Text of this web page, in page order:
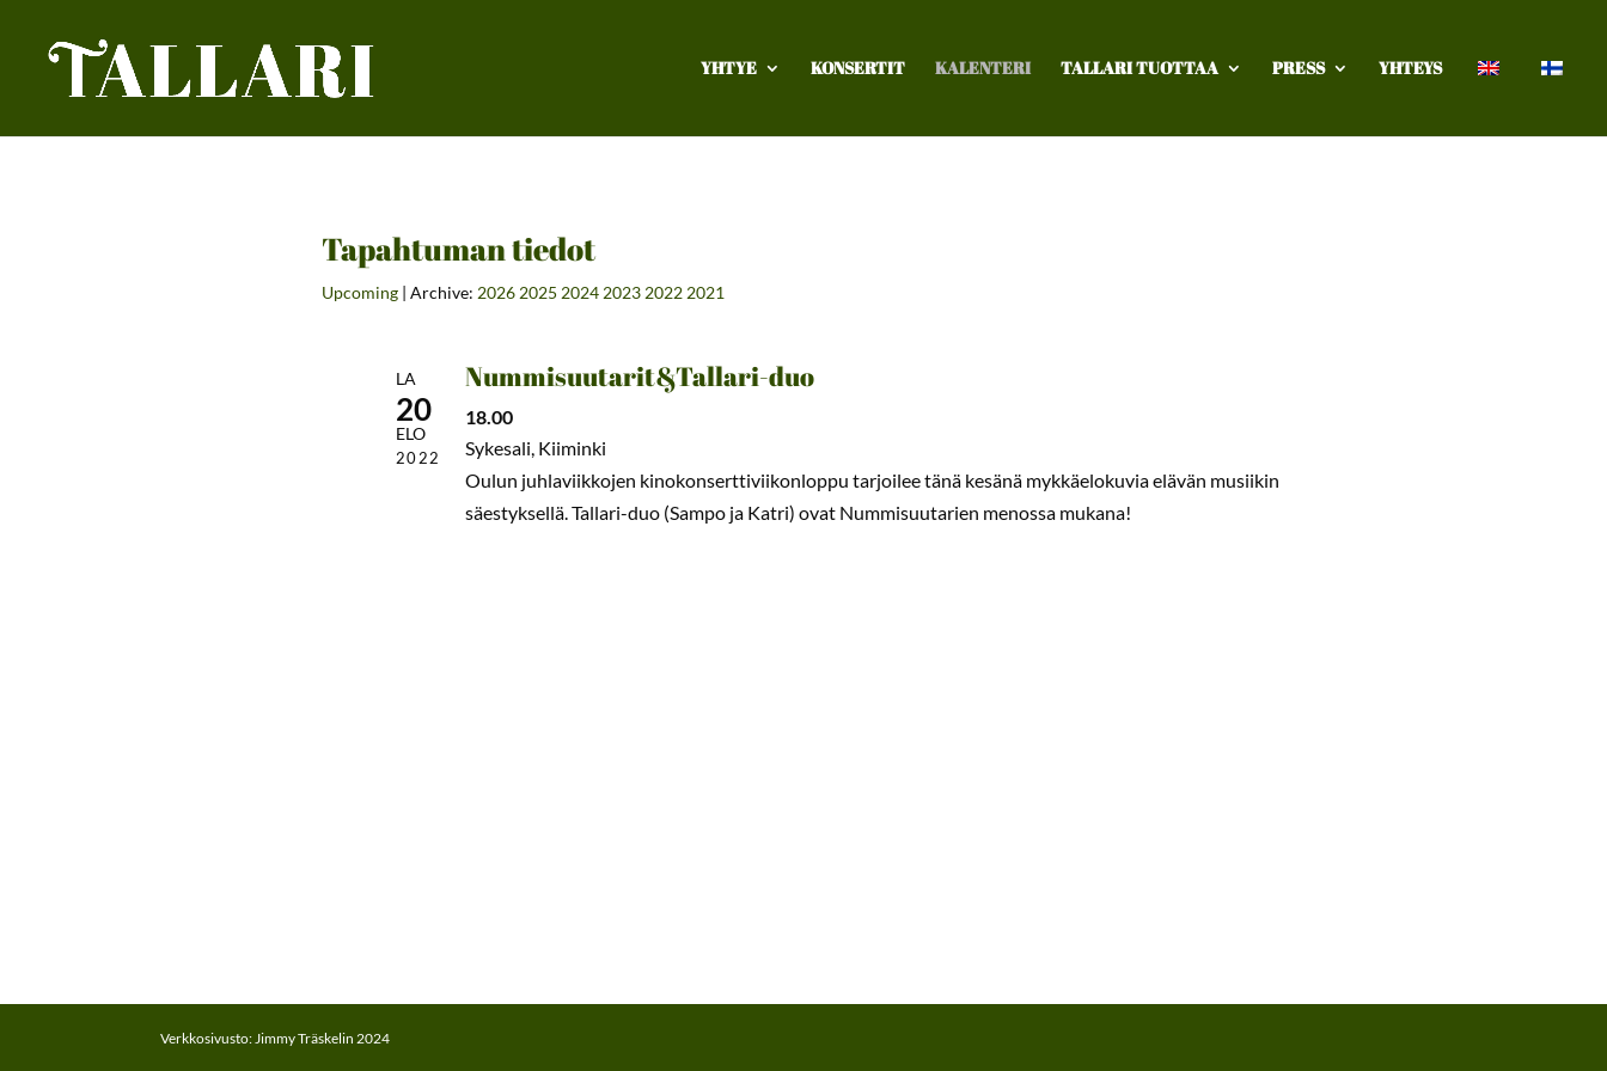
YHTYE KONSERTIT KALENTERI TALLARI TUOTTAA PRESS YHTEYS
Tapahtuman tiedot
Upcoming| Archive: 2026 2025 2024 2023 2022 2021
LA
20
ELO
2022
Nummisuutarit&Tallari-duo
18.00
Sykesali, Kiiminki
Oulun juhlaviikkojen kinokonserttiviikonloppu tarjoilee tänä kesänä mykkäelokuvia elävän musiikin
säestyksellä. Tallari-duo (Sampo ja Katri) ovat Nummisuutarien menossa mukana!
Verkkosivusto: Jimmy Träskelin 2024